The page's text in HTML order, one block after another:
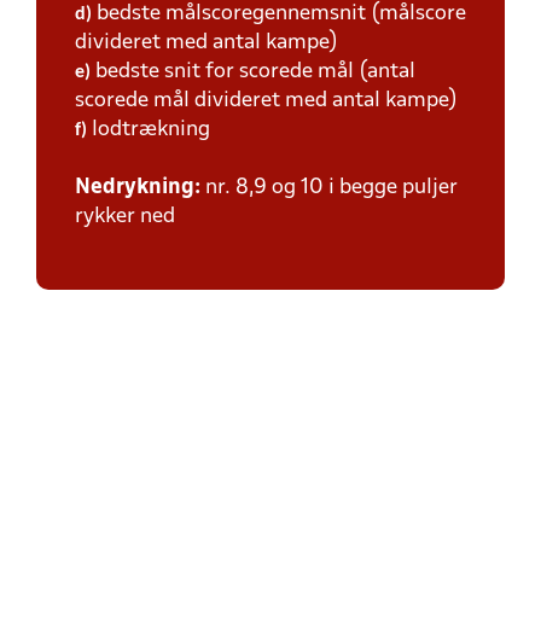
d) bedste målscoregennemsnit (målscore
divideret med antal kampe)
e) bedste snit for scorede mål (antal
scorede mål divideret med antal kampe)
f) lodtrækning
Nedrykning: nr. 8,9 og 10 i begge puljer
rykker ned